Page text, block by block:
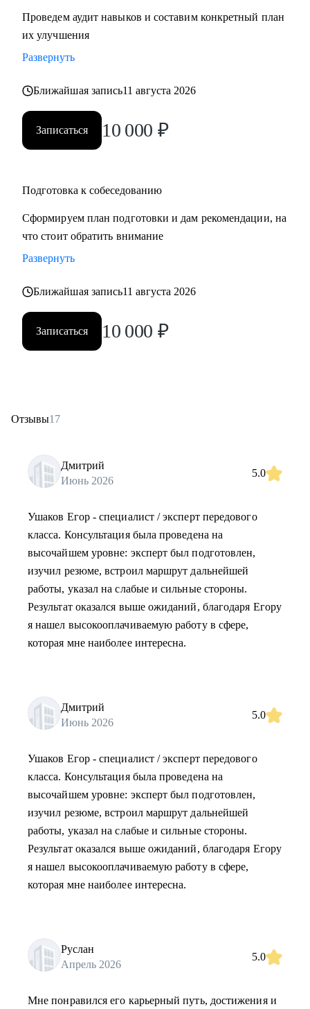
Проведем аудит навыков и составим конкретный план
их улучшения
Развернуть
Ближайшая запись11 августа 2026
Записаться 10 000 ₽
Подготовка к собеседованию
Сформируем план подготовки и дам рекомендации, на
что стоит обратить внимание
Развернуть
Ближайшая запись11 августа 2026
Записаться 10 000 ₽
Отзывы17
Дмитрий
Июнь 2026
5.0
Ушаков Егор - специалист / эксперт передового
класса. Консультация была проведена на
высочайшем уровне: эксперт был подготовлен,
изучил резюме, встроил маршрут дальнейшей
работы, указал на слабые и сильные стороны.
Результат оказался выше ожиданий, благодаря Егору
я нашел высокооплачиваемую работу в сфере,
которая мне наиболее интересна.
Дмитрий
Июнь 2026
5.0
Ушаков Егор - специалист / эксперт передового
класса. Консультация была проведена на
высочайшем уровне: эксперт был подготовлен,
изучил резюме, встроил маршрут дальнейшей
работы, указал на слабые и сильные стороны.
Результат оказался выше ожиданий, благодаря Егору
я нашел высокооплачиваемую работу в сфере,
которая мне наиболее интересна.
Руслан
Апрель 2026
5.0
Мне понравился его карьерный путь, достижения и